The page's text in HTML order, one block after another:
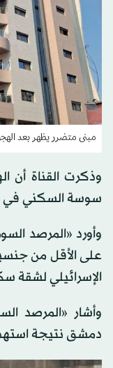
مبنى متضرر يظهر بعد
وذكرت القناة أن
سوسة السكني في
وأورد «المرصد
على الأقل من
الإسرائيلي
وأشار «المرصد
دمشق نتيجة